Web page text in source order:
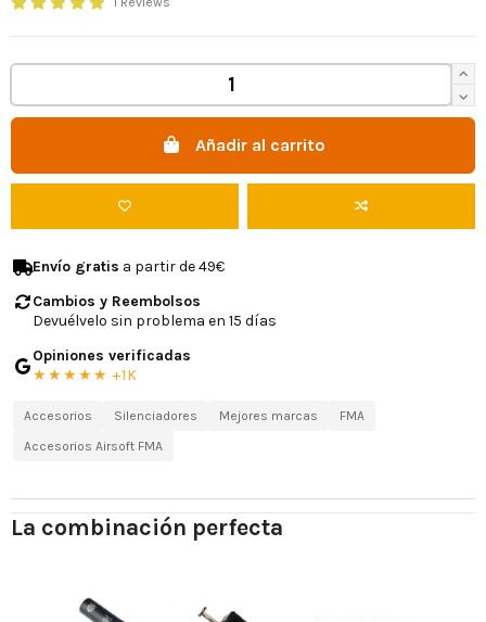
Añadir al carrito
Envío gratis a partir de 49€
Cambios y Reembolsos
Devuélvelo sin problema en 15 días
Opiniones verificadas
★★★★★ +1K
Accesorios Silenciadores Mejores marcas
FMA
Accesorios Airsoft FMA
La combinación perfecta